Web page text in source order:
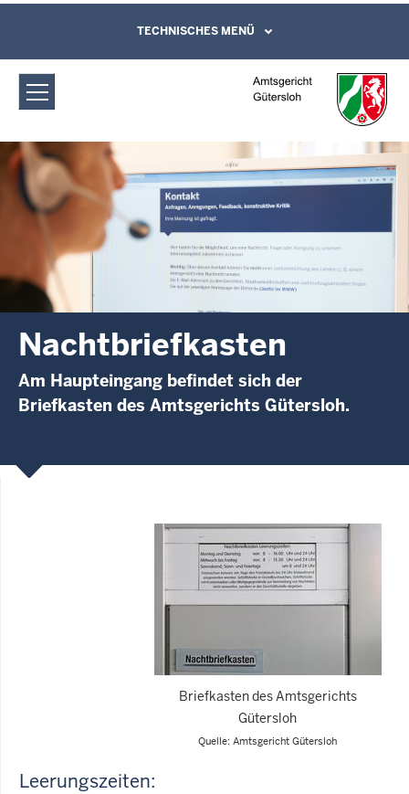
Amtsgericht Gütersloh:
Nachtbriefkasten
Direkt zum Inhalt
Leichte Sprache, Gebärdensprachenvideo
und Kontaktformular
TECHNISCHES MENÜ
Nachtbriefkasten
Am Haupteingang befindet sich der
Briefkasten des Amtsgerichts Gütersloh.
Briefkasten des Amtsgerichts
Gütersloh
Quelle: Amtsgericht Gütersloh
Leerungszeiten: